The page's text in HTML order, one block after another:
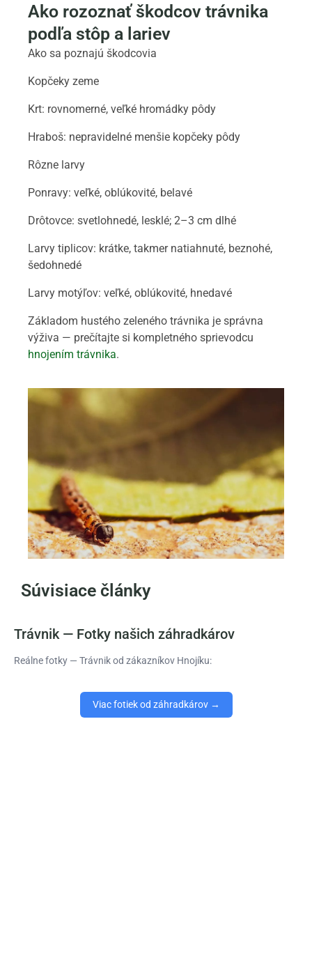
Ako rozoznať škodcov trávnika
podľa stôp a lariev
Ako sa poznajú škodcovia
Kopčeky zeme
Krt: rovnomerné, veľké hromádky pôdy
Hraboš: nepravidelné menšie kopčeky pôdy
Rôzne larvy
Ponravy: veľké, oblúkovité, belavé
Drôtovce: svetlohnedé, lesklé; 2–3 cm dlhé
Larvy tiplicov: krátke, takmer natiahnuté, beznohé,
šedohnedé
Larvy motýľov: veľké, oblúkovité, hnedavé
Základom hustého zeleného trávnika je správna
výživa — prečítajte si kompletného sprievodcu
hnojením trávnika.
Súvisiace články
Trávnik — Fotky našich záhradkárov
Reálne fotky — Trávnik od zákazníkov Hnojíku:
Viac fotiek od záhradkárov →